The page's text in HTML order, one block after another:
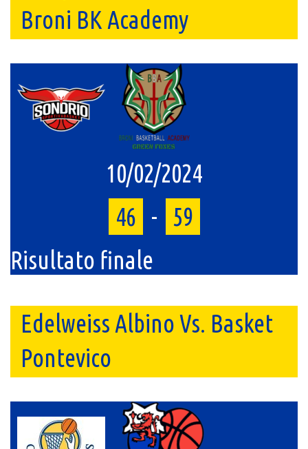
Broni BK Academy
10/02/2024
46 -
59
Risultato finale
Edelweiss Albino Vs. Basket
Pontevico